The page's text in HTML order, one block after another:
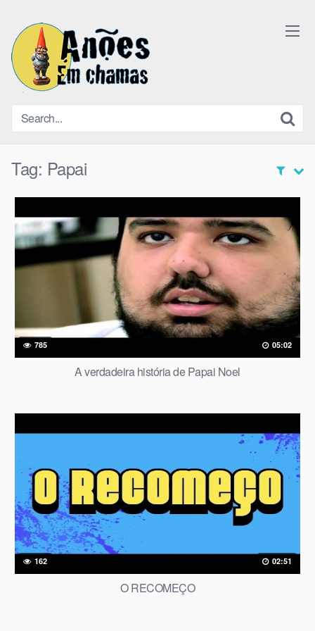
content
Tag: Papai
785 05:02
A verdadeira história de Papai Noel
162 02:51
O RECOMEÇO